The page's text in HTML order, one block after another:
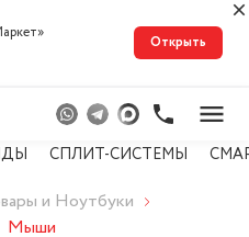
Открыть
СПЛИТ-СИСТЕМЫ
и Ноутбуки
Мыши